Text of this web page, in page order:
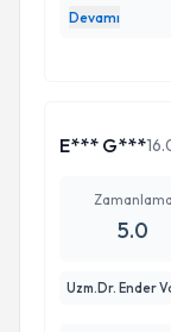
veren bir
için
Devamı
E*** G***
Zamanlama
5.0
Uzm.Dr. Ender